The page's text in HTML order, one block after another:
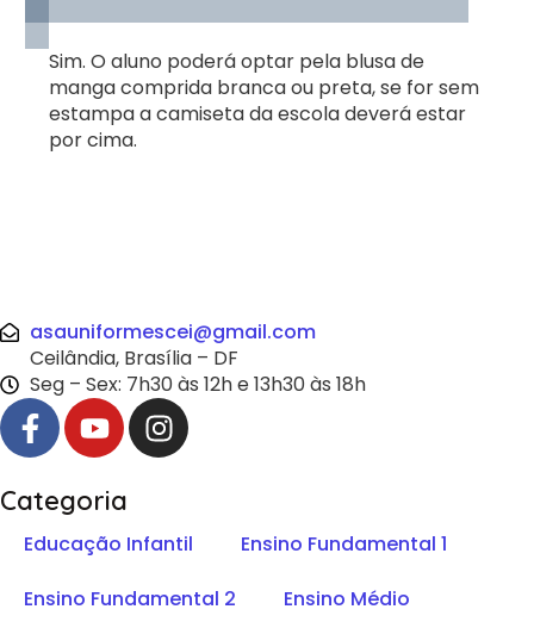
Sim. O aluno poderá optar pela blusa de
manga comprida branca ou preta, se for sem
estampa a camiseta da escola deverá estar
por cima.
asauniformescei@gmail.com
Ceilândia, Brasília – DF
Seg – Sex: 7h30 às 12h e 13h30 às 18h
Categoria
Educação Infantil
Ensino Fundamental 1
Ensino Fundamental 2
Ensino Médio